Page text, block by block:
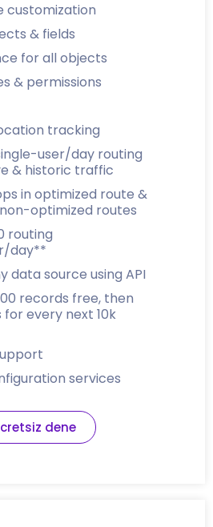
customization
& fields
for all objects
& permissions
tracking
user/day routing
& historic traffic
in optimized route &
optimized routes
routing
day**
data source using API
records free, then
every next 10k
services
dene